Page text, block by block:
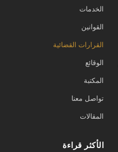
الخدمات
القوانين
القرارات القضائية
الوقائع
المكتبة
تواصل معنا
المقالات
الأكثر قراءة